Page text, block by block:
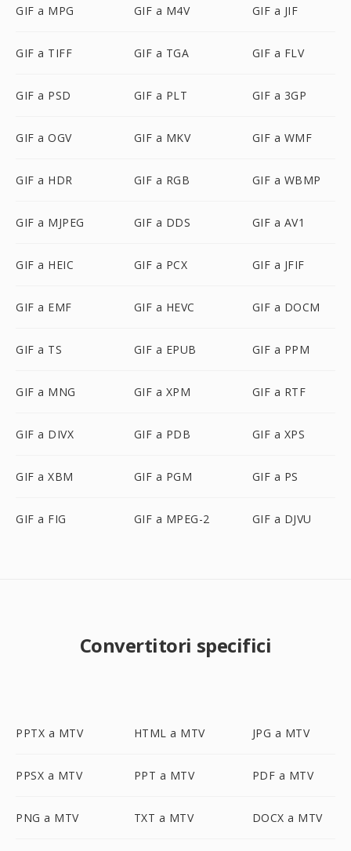
GIF a MPG GIF a M4V GIF a JIF
GIF a TIFF GIF a TGA GIF a FLV
GIF a PSD GIF a PLT GIF a 3GP
GIF a OGV GIF a MKV GIF a WMF
GIF a HDR GIF a RGB GIF a WBMP
GIF a MJPEG GIF a DDS GIF a AV1
GIF a HEIC GIF a PCX GIF a JFIF
GIF a EMF GIF a HEVC GIF a DOCM
GIF a TS GIF a EPUB GIF a PPM
GIF a MNG GIF a XPM GIF a RTF
GIF a DIVX GIF a PDB GIF a XPS
GIF a XBM GIF a PGM GIF a PS
GIF a FIG GIF a MPEG-2 GIF a DJVU
Convertitori specifici
PPTX a MTV HTML a MTV JPG a MTV
PPSX a MTV PPT a MTV PDF a MTV
PNG a MTV TXT a MTV DOCX a MTV